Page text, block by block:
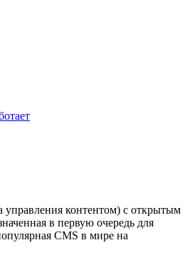
управления контентом) с открытым
в первую очередь для
CMS в мире на